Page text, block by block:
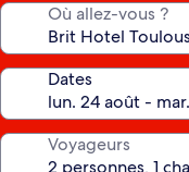
Où allez-vous ?
Dates
Voyageurs